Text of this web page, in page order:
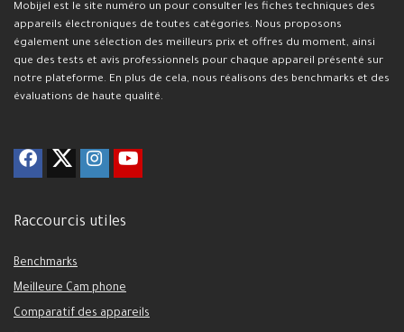
Mobijel est le site numéro un pour consulter les fiches techniques des
appareils électroniques de toutes catégories. Nous proposons
également une sélection des meilleurs prix et offres du moment, ainsi
que des tests et avis professionnels pour chaque appareil présenté sur
notre plateforme. En plus de cela, nous réalisons des benchmarks et des
évaluations de haute qualité.
Raccourcis utiles
Benchmarks
Meilleure Cam phone
Comparatif des appareils